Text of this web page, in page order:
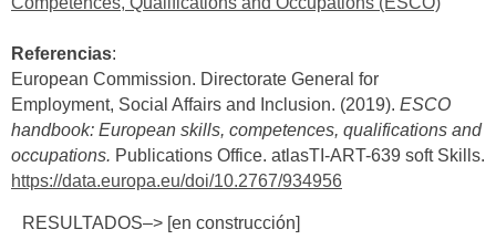
Referencias:
European Commission. Directorate General for
Employment, Social Affairs and Inclusion. (2019). ESCO
handbook: European skills, competences, qualifications and
occupations. Publications Office. atlasTI-ART-639 soft Skills.
https://data.europa.eu/doi/10.2767/934956
RESULTADOS–> [en construcción]